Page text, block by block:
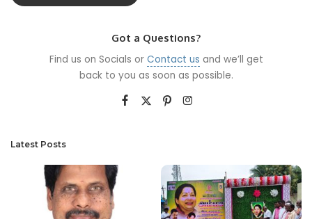
Got a Questions?
Find us on Socials or Contact us and we’ll get
back to you as soon as possible.
Latest Posts